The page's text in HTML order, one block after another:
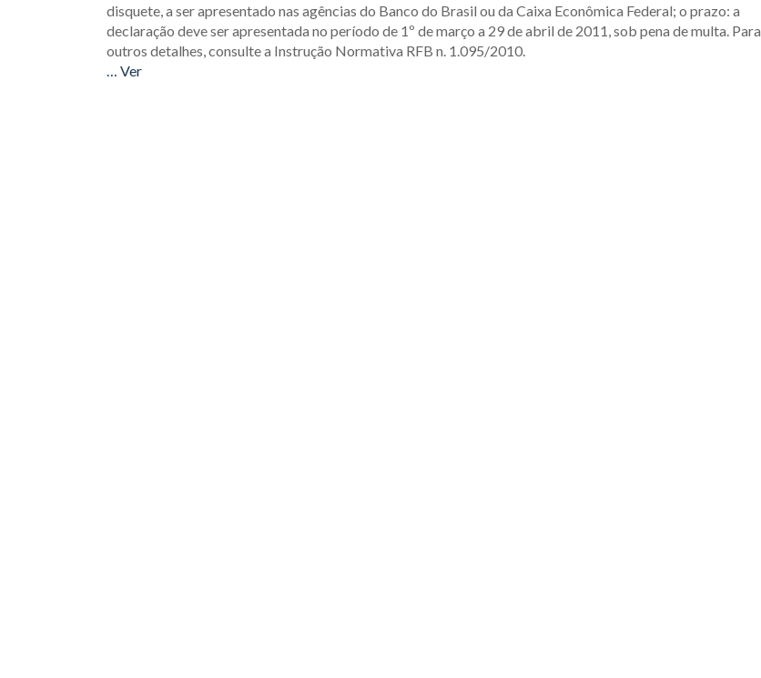
disquete, a ser apresentado nas agências do Banco do Brasil ou da Caixa Econômica Federal; o prazo: a
declaração deve ser apresentada no período de 1º de março a 29 de abril de 2011, sob pena de multa. Para
outros detalhes, consulte a Instrução Normativa RFB n. 1.095/2010.
… Ver